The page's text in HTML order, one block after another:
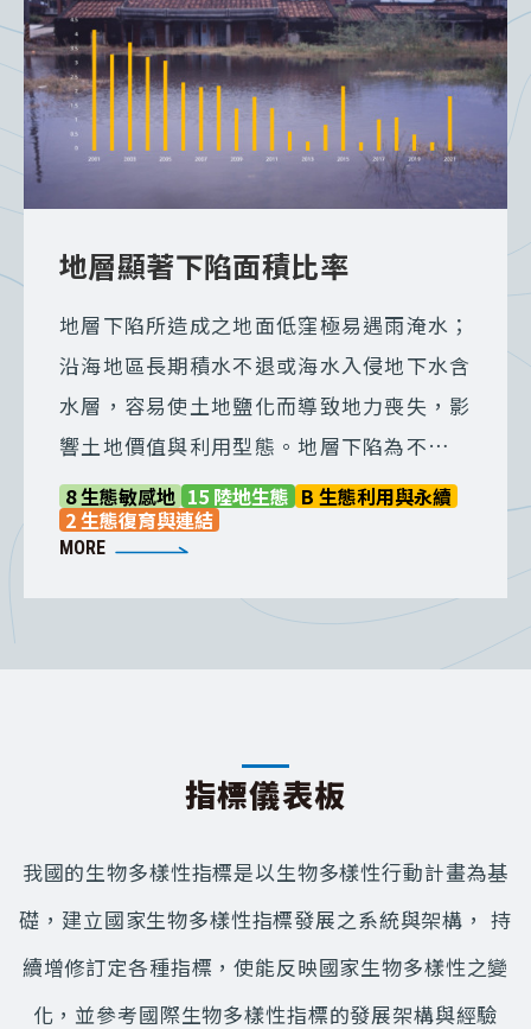
地層顯著下陷面積比率
地層下陷所造成之地面低窪極易遇雨淹水；
沿海地區長期積水不退或海水入侵地下水含
水層，容易使土地鹽化而導致地力喪失，影
響土地價值與利用型態。地層下陷為不可逆
之現象，為彰顯各機關地層下陷防治之努
力，爰定義顯著下陷面積為評量指標。
8 生態敏感地 15 陸地生態 B 生態利用與永續
2 生態復育與連結
MORE
指標儀表板
我國的生物多樣性指標是以生物多樣性行動計畫為基
礎，建立國家生物多樣性指標發展之系統與架構， 持
續增修訂定各種指標，使能反映國家生物多樣性之變
化，並參考國際生物多樣性指標的發展架構與經驗